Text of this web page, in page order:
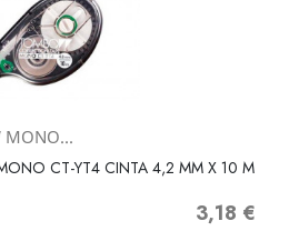
MONO...
CT-YT4 CINTA 4,2 MM X 10 M
Precio
3,18 €